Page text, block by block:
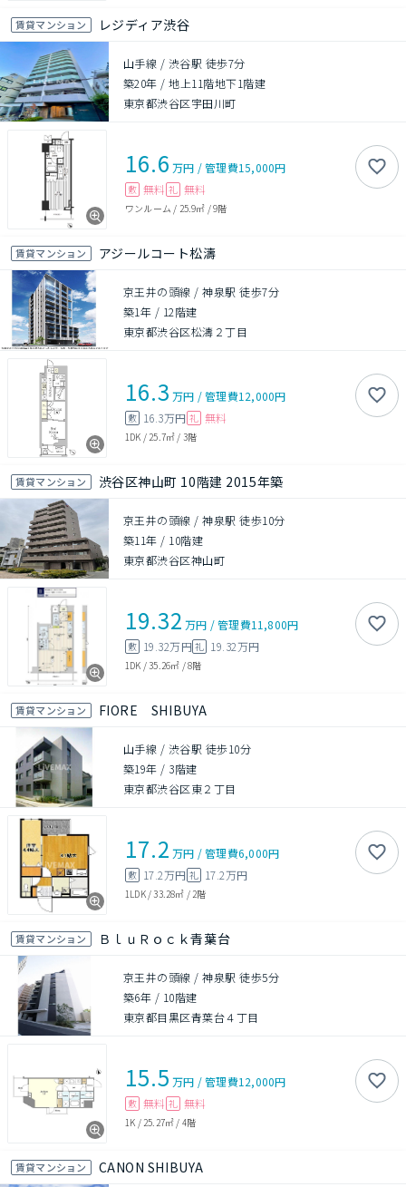
賃貸マンション レジディア渋谷
山手線 / 渋谷駅 徒歩7分
築20年 /地上11階地下1階建
東京都渋谷区宇田川町
16.6 万円 /管理費15,000円
敷 無料 礼 無料
ワンルーム / 25.9㎡ /9階
賃貸マンション アジールコート松濤
京王井の頭線 / 神泉駅 徒歩7分
築1年 / 12階建
東京都渋谷区松濤２丁目
16.3 万円 /管理費12,000円
敷 16.3万円 礼 無料
1DK / 25.7㎡ / 3階
賃貸マンション 渋谷区神山町 10階建 2015年築
京王井の頭線 / 神泉駅 徒歩10分
築11年 / 10階建
東京都渋谷区神山町
19.32 万円 /管理費11,800円
敷 19.32万円礼 19.32万円
1DK /35.26㎡ /8階
賃貸マンション FIORE SHIBUYA
山手線 / 渋谷駅 徒歩10分
築19年 / 3階建
東京都渋谷区東２丁目
17.2 万円 /管理費6,000円
敷 17.2万円 礼 17.2万円
1LDK/33.28㎡ / 2階
賃貸マンション ＢｌｕＲｏｃｋ青葉台
京王井の頭線 / 神泉駅 徒歩5分
築6年 / 10階建
東京都目黒区青葉台４丁目
15.5 万円 /管理費12,000円
敷 無料 礼 無料
1K / 25.27㎡ / 4階
賃貸マンション CANON SHIBUYA